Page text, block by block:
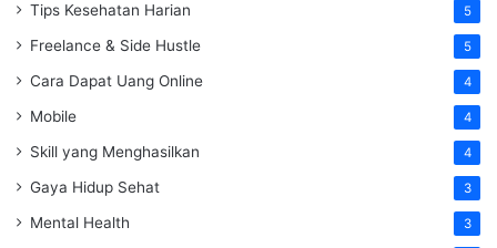
Tips Kesehatan Harian 5
Freelance & Side Hustle 5
Cara Dapat Uang Online 4
Mobile 4
Skill yang Menghasilkan 4
Gaya Hidup Sehat 3
Mental Health 3